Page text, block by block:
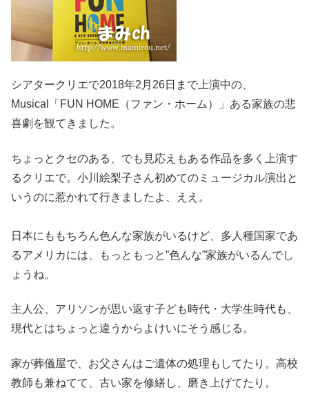
シアタークリエで2018年2月26日まで上演中の、
Musical「FUN HOME（ファン・ホーム）」ある家族の悲
喜劇を観てきました。
ちょっとクセのある、でも見応えもある作品を多く上演す
るクリエで。小川絵梨子さん初めてのミュージカル演出と
いうのに惹かれて行きましたよ、ええ。
日本にももちろん色んな家族がいるけど、多人種国家であ
るアメリカには、もっともっと”色んな”家族がいるんでし
ょうね。
主人公、アリソンが思い返す子ども時代・大学生時代も、
現代とはちょっと違うからよけいにそう感じる。
家が葬儀屋で、お父さんはご遺体の処理もしてたり。高校
教師も兼ねてて、古い家を修繕し、磨き上げてたり。